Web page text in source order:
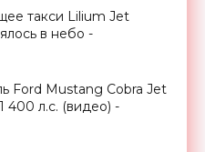
такси Lilium Jet
в небо -
Ford Mustang Cobra Jet
400 л.с. (видео) -